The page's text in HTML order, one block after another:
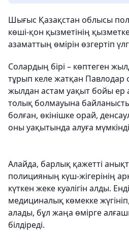
Шығыс Қазақстан облысы
көші-қон қызметінің
азаматтың өмірін өзгертіп
Солардың бірі – көптеген
тұрып келе жатқан
жылдан астам уақыт бойы ер
толық болмауына
болған, өкінішке орай,
оны уақытында алуға
Алайда, барлық қажетті
полицияның күш-жігерінің
күткен жеке куәлігін алды.
медициналық көмекке
алады, бұл жаңа өмірге
білдіреді.